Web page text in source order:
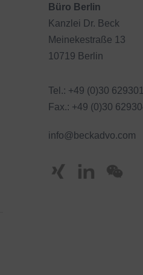
Büro Berlin
Kanzlei Dr. Beck
Meinekestraße 13
10719 Berlin
Tel.: +49 (0)30
Fax.: +49 (0)30
info@beckadvo.com